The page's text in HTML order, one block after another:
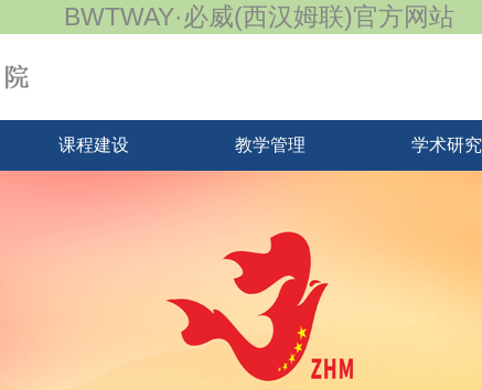
BWTWAY·必威(西汉姆联)官方网站
课程建设 教学管理 学术研究